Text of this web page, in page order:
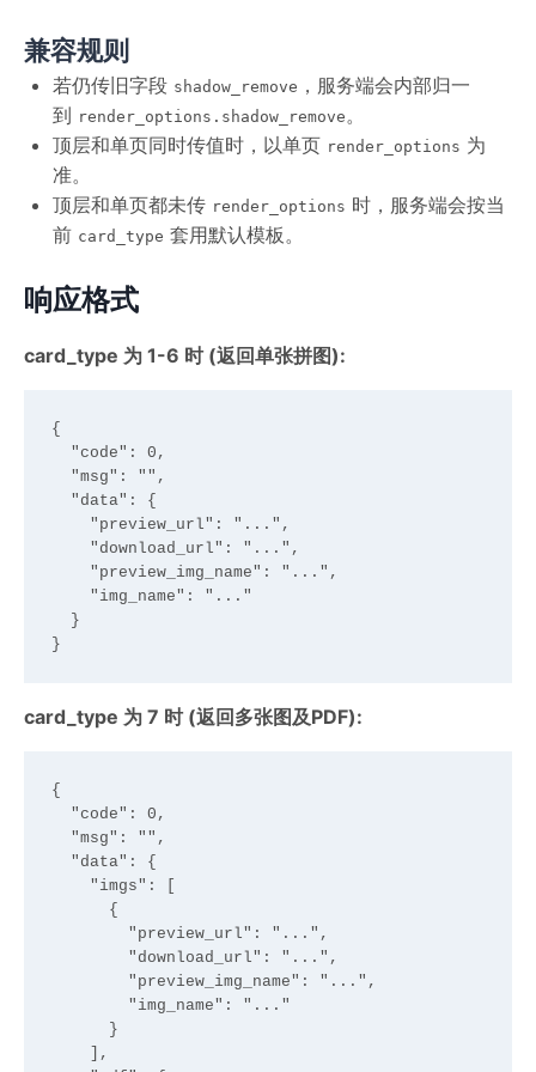
兼容规则
若仍传旧字段 shadow_remove ，服务端会内部归一
到 render_options.shadow_remove。
顶层和单页同时传值时，以单页 render_options 为
准。
顶层和单页都未传 render_options 时，服务端会按当
前 card_type 套用默认模板。
响应格式
card_type 为 1-6 时 (返回单张拼图):
{
card_type 为 7 时 (返回多张图及PDF):
{